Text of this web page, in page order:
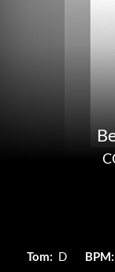
Tom: D BPM: